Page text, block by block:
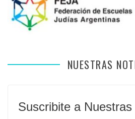
NUESTRAS
Suscribite a